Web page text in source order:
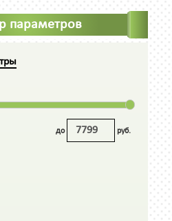
параметров
до руб.